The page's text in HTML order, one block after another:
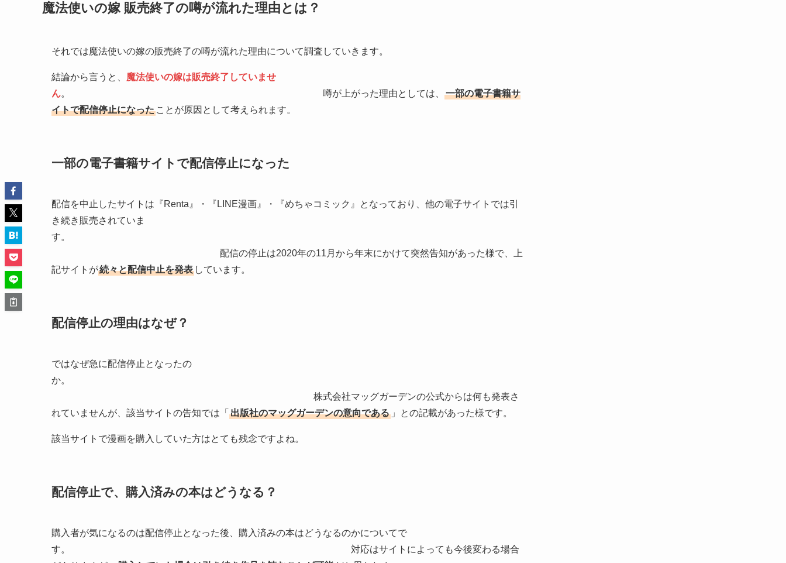
魔法使いの嫁 販売終了の噂が流れた理由とは？
それでは魔法使いの嫁の販売終了の噂が流れた理由について調査していきます。
結論から言うと、 魔法使いの嫁は販売終了していませ
ん。 噂が上がった理由としては、
一部の電子書籍サ
イトで配信停止になった ことが原因として考えられます。
一部の電子書籍サイトで配信停止になった
配信を中止したサイトは『Renta』・『LINE漫画』・『めちゃコミック』となっており、他の電子サイトでは引
き続き販売されていま
す。
配信の停止は2020年の11月から年末にかけて突然告知があった様で、上
記サイトが続々と配信中止を発表 しています。
配信停止の理由はなぜ？
ではなぜ急に配信停止となったの
か。
株式会社マッグガーデンの公式からは何も発表さ
れていませんが、該当サイトの告知では「 出版社のマッグガーデンの意向である 」との記載があった様です。
該当サイトで漫画を購入していた方はとても残念ですよね。
配信停止で、購入済みの本はどうなる？
購入者が気になるのは配信停止となった後、購入済みの本はどうなるのかについてで
す。 対応はサイトによっても今後変わる場合